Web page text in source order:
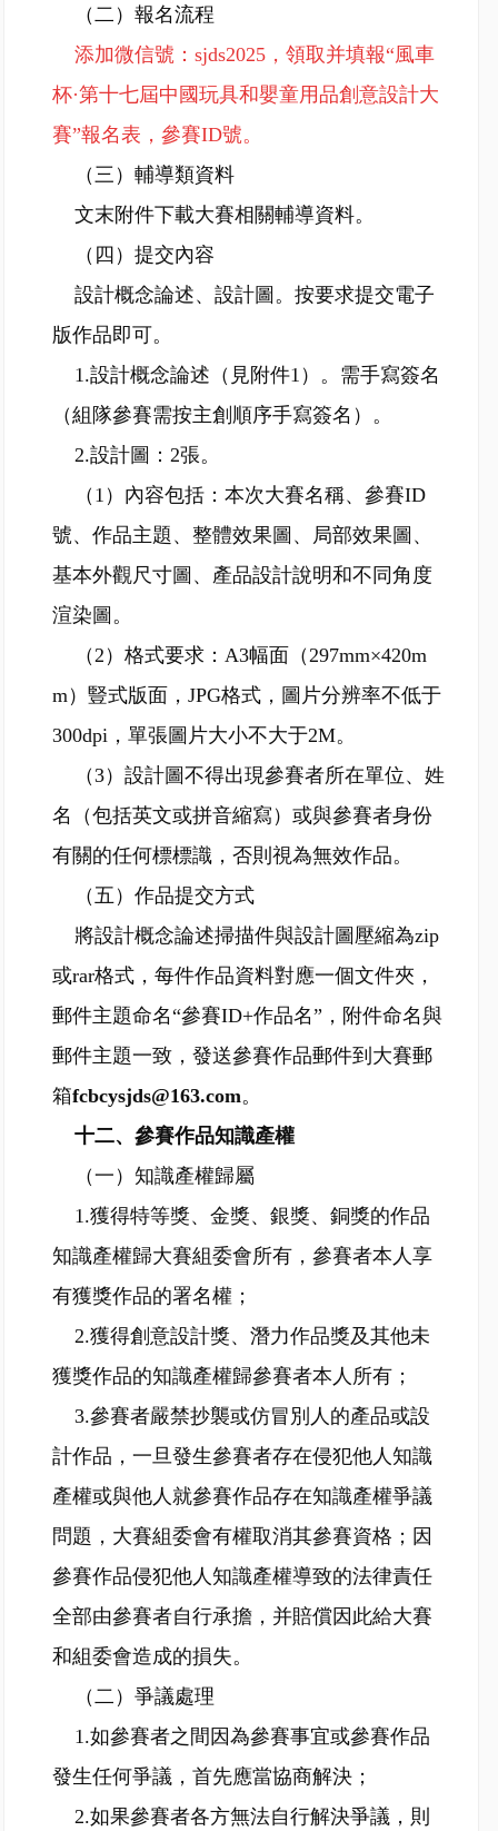
（二）報名流程
添加微信號：sjds2025，領取并填報“風車
杯·第十七屆中國玩具和嬰童用品創意設計大
賽”報名表，參賽ID號。
（三）輔導類資料
文末附件下載大賽相關輔導資料。
（四）提交內容
設計概念論述、設計圖。按要求提交電子
版作品即可。
1.設計概念論述（見附件1）。需手寫簽名
（組隊參賽需按主創順序手寫簽名）。
2.設計圖：2張。
（1）內容包括：本次大賽名稱、參賽ID
號、作品主題、整體效果圖、局部效果圖、
基本外觀尺寸圖、產品設計說明和不同角度
渲染圖。
（2）格式要求：A3幅面（297mm×420m
m）豎式版面，JPG格式，圖片分辨率不低于
300dpi，單張圖片大小不大于2M。
（3）設計圖不得出現參賽者所在單位、姓
名（包括英文或拼音縮寫）或與參賽者身份
有關的任何標標識，否則視為無效作品。
（五）作品提交方式
將設計概念論述掃描件與設計圖壓縮為zip
或rar格式，每件作品資料對應一個文件夾，
郵件主題命名“參賽ID+作品名”，附件命名與
郵件主題一致，發送參賽作品郵件到大賽郵
箱fcbcysjds@163.com。
十二、參賽作品知識產權
（一）知識產權歸屬
1.獲得特等獎、金獎、銀獎、銅獎的作品
知識產權歸大賽組委會所有，參賽者本人享
有獲獎作品的署名權；
2.獲得創意設計獎、潛力作品獎及其他未
獲獎作品的知識產權歸參賽者本人所有；
3.參賽者嚴禁抄襲或仿冒別人的產品或設
計作品，一旦發生參賽者存在侵犯他人知識
產權或與他人就參賽作品存在知識產權爭議
問題，大賽組委會有權取消其參賽資格；因
參賽作品侵犯他人知識產權導致的法律責任
全部由參賽者自行承擔，并賠償因此給大賽
和組委會造成的損失。
（二）爭議處理
1.如參賽者之間因為參賽事宜或參賽作品
發生任何爭議，首先應當協商解決；
2.如果參賽者各方無法自行解決爭議，則